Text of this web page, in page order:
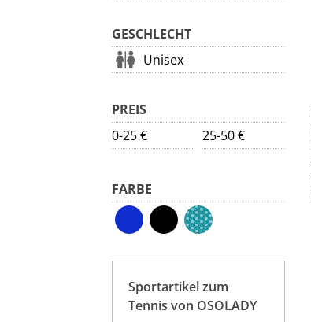
GESCHLECHT
Unisex
PREIS
0-25 €
25-50 €
FARBE
Sportartikel zum
Tennis von OSOLADY